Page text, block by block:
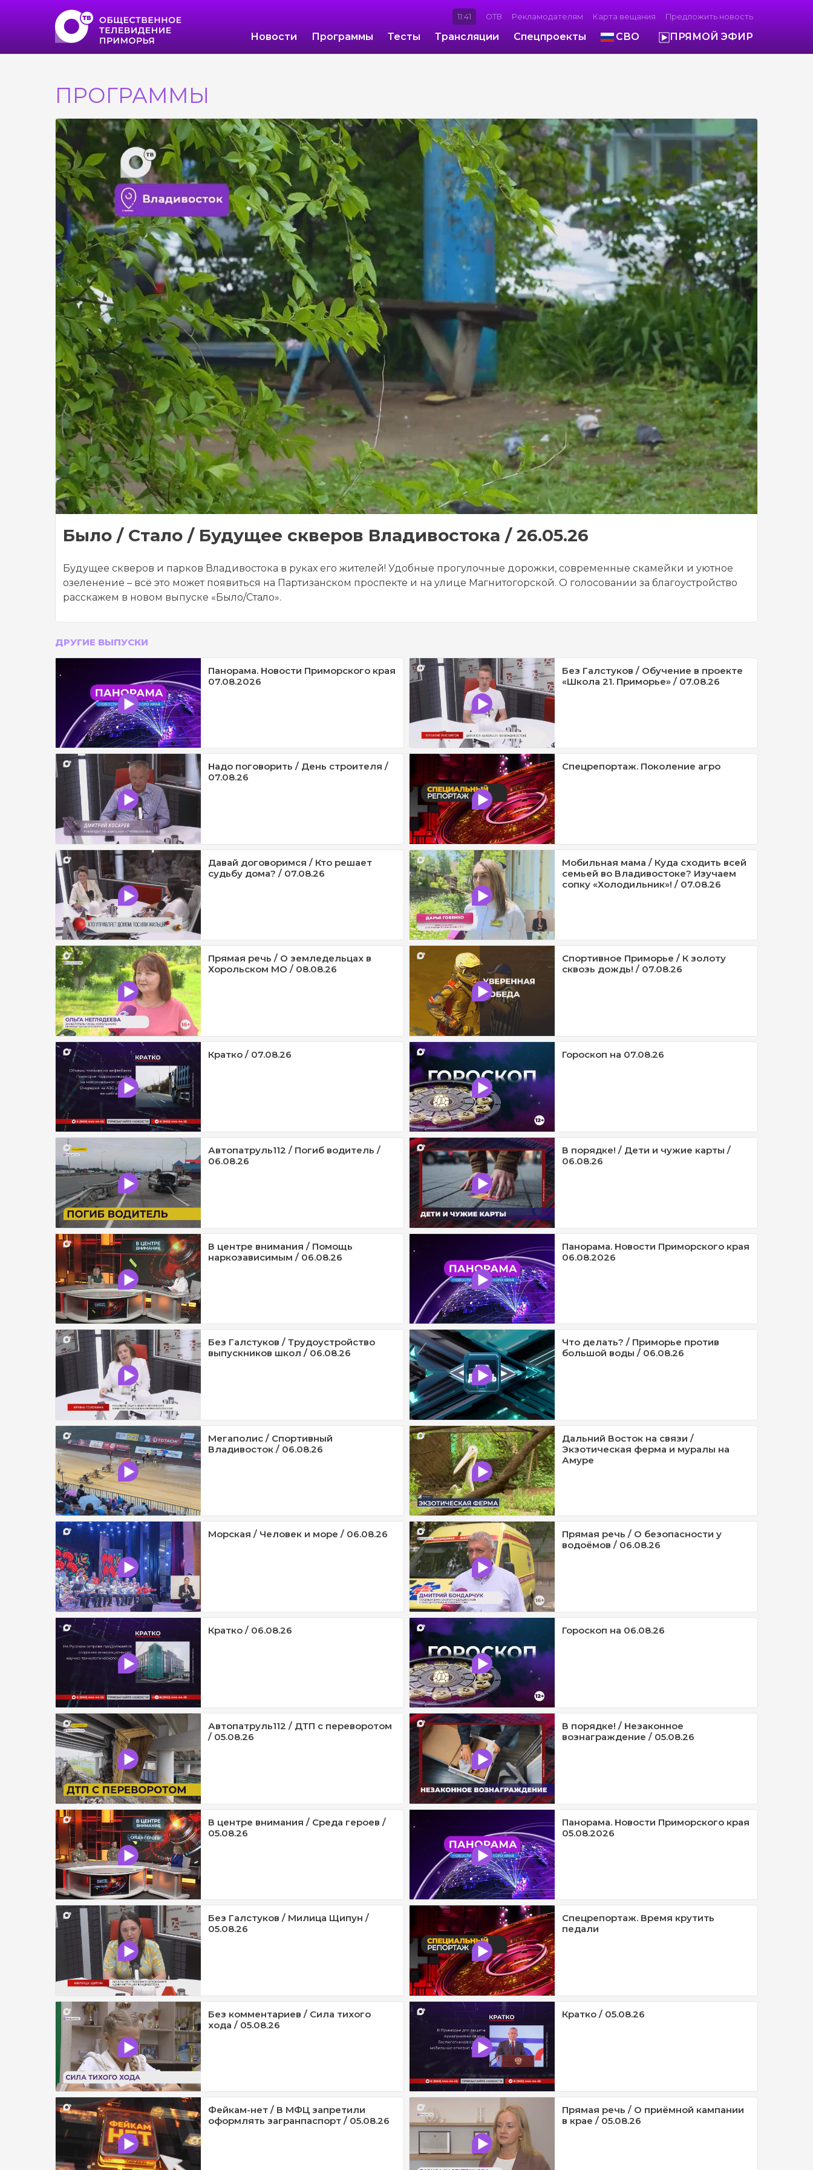
11:41 ОТВ Рекламодателям Карта вещания Предложить новость
Новости Программы Тесты Трансляции Спецпроекты СВО ПРЯМОЙ ЭФИР
ПРОГРАММЫ
Было / Стало / Будущее скверов Владивостока / 26.05.26
Будущее скверов и парков Владивостока в руках его жителей! Удобные прогулочные дорожки, современные скамейки и уютное
озеленение – всё это может появиться на Партизанском проспекте и на улице Магнитогорской. О голосовании за благоустройство
расскажем в новом выпуске «Было/Стало».
ДРУГИЕ ВЫПУСКИ
Панорама. Новости Приморского края
07.08.2026
Без Галстуков / Обучение в проекте
«Школа 21. Приморье» / 07.08.26
Надо поговорить / День строителя /
07.08.26
Спецрепортаж. Поколение агро
Давай договоримся / Кто решает
судьбу дома? / 07.08.26
Мобильная мама / Куда сходить всей
семьей во Владивостоке? Изучаем
сопку «Холодильник»! / 07.08.26
Прямая речь / О земледельцах в
Хорольском МО / 08.08.26
Спортивное Приморье / К золоту
сквозь дождь! / 07.08.26
Кратко / 07.08.26 Гороскоп на 07.08.26
Автопатруль112 / Погиб водитель /
06.08.26
В порядке! / Дети и чужие карты /
06.08.26
В центре внимания / Помощь
наркозависимым / 06.08.26
Панорама. Новости Приморского края
06.08.2026
Без Галстуков / Трудоустройство
выпускников школ / 06.08.26
Что делать? / Приморье против
большой воды / 06.08.26
Мегаполис / Спортивный
Владивосток / 06.08.26
Дальний Восток на связи /
Экзотическая ферма и муралы на
Амуре
Морская / Человек и море / 06.08.26
Прямая речь / О безопасности у
водоёмов / 06.08.26
Кратко / 06.08.26 Гороскоп на 06.08.26
Автопатруль112 / ДТП с переворотом
/ 05.08.26
В порядке! / Незаконное
вознаграждение / 05.08.26
В центре внимания / Среда героев /
05.08.26
Панорама. Новости Приморского края
05.08.2026
Без Галстуков / Милица Щипун /
05.08.26
Спецрепортаж. Время крутить
педали
Без комментариев / Сила тихого
хода / 05.08.26
Кратко / 05.08.26
Фейкам-нет / В МФЦ запретили
оформлять загранпаспорт / 05.08.26
Прямая речь / О приёмной кампании
в крае / 05.08.26